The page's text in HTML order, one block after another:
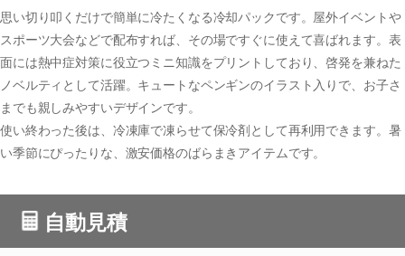
思い切り叩くだけで簡単に冷たくなる冷却パックです。屋外イベントや
スポーツ大会などで配布すれば、その場ですぐに使えて喜ばれます。表
面には熱中症対策に役立つミニ知識をプリントしており、啓発を兼ねた
ノベルティとして活躍。キュートなペンギンのイラスト入りで、お子さ
までも親しみやすいデザインです。
使い終わった後は、冷凍庫で凍らせて保冷剤として再利用できます。暑
い季節にぴったりな、激安価格のばらまきアイテムです。
自動見積